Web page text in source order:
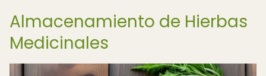
Almacenamiento de Hierbas
Medicinales